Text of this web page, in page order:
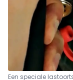
Een speciale